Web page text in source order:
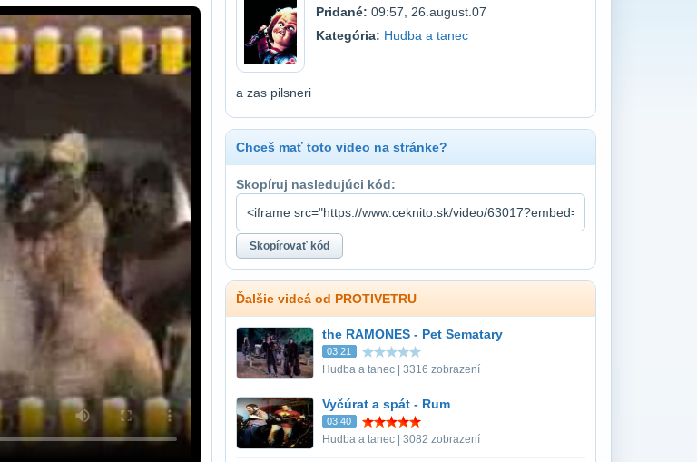
Pridané: 09:57, 26.august.07
Kategória: Hudba a tanec
a zas pilsneri
Chceš mať toto video na stránke?
Skopíruj nasledujúci kód:
Ďalšie videá od PROTIVETRU
the RAMONES - Pet Sematary
03:21
Hudba a tanec | 3316 zobrazení
Vyčúrat a spát - Rum
03:40
Hudba a tanec | 3082 zobrazení